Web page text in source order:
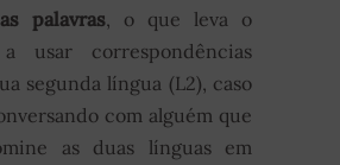
palavras , o que leva o
usar correspondências
segunda língua (L2), caso
com alguém que
as duas línguas em